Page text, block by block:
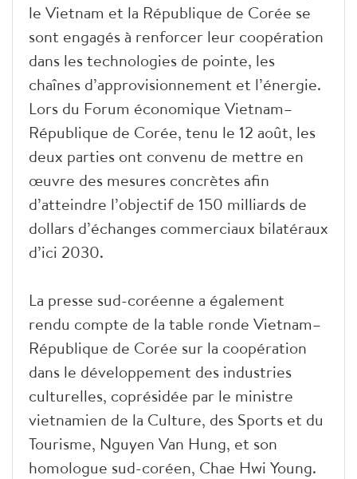
le Vietnam et la République de Corée se
sont engagés à renforcer leur coopération
dans les technologies de pointe, les
chaînes d’approvisionnement et l’énergie.
Lors du Forum économique Vietnam–
République de Corée, tenu le 12 août, les
deux parties ont convenu de mettre en
œuvre des mesures concrètes afin
d’atteindre l’objectif de 150 milliards de
dollars d’échanges commerciaux bilatéraux
d’ici 2030.
La presse sud-coréenne a également
rendu compte de la table ronde Vietnam–
République de Corée sur la coopération
dans le développement des industries
culturelles, coprésidée par le ministre
vietnamien de la Culture, des Sports et du
Tourisme, Nguyen Van Hung, et son
homologue sud-coréen, Chae Hwi Young.